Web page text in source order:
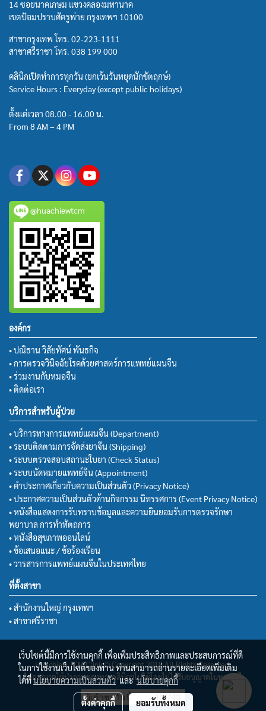
14 ซอยนาคเกษม แขวงคลองมหานาค
เขตป้อมปราบศัตรูพ่าย กรุงเทพฯ 10100
สาขากรุงเทพ โทร. 02-223-1111
สาขาศรีราชา โทร. 038 199 000
คลินิกเปิดทำการทุกวัน (ยกเว้นวันหยุดนักขัตฤกษ์)
Service Hours : Everyday (except public holidays)
ตั้งแต่เวลา 08.00 - 16.00 น.
From 8 AM – 4 PM
@huachiewtcm
องค์กร
• ปณิธาน วิสัยทัศน์ พันธกิจ
• การตรวจวินิจฉัยโรคด้วยศาสตร์การแพทย์แผนจีน
• ร่วมงานกับหมอจีน
• ติดต่อเรา
บริการสำหรับผู้ป่วย
• บริการทางการแพทย์แผนจีน (Department)
• ระบบติดตามการจัดส่งยาจีน (Shipping)
• ระบบตรวจสอบสถานะใบยา (Check Status)
• ระบบนัดหมายแพทย์จีน (Appointment)
• คำประกาศเกี่ยวกับความเป็นส่วนตัว (Privacy Notice)
• ประกาศความเป็นส่วนตัวด้านกิจกรรม นิทรรศการ (Event Privacy Notice)
• หนังสือแสดงการรับทราบข้อมูลและความยินยอมรับการตรวจรักษา
พยาบาล การทำหัตถการ
• หนังสือสุขภาพออนไลน์
• ข้อเสนอแนะ / ข้อร้องเรียน
• วารสารการแพทย์แผนจีนในประเทศไทย
ที่ตั้งสาขา
• สำนักงานใหญ่ กรุงเทพฯ
• สาขาศรีราชา
Huachiew TCM Clinic© Copyright 2018 All Rights Reserved.
ไม่อนุญาตให้นำภาพของทางคลินิกฯไปใช้โดยไม่ได้รับอนุญาตในทุกกรณี
ผู้เข้าชมวันนี้ 10,748
เว็บไซต์นี้มีการใช้งานคุกกี้ เพื่อเพิ่มประสิทธิภาพและประสบการณ์ที่ดี
ในการใช้งานเว็บไซต์ของท่าน ท่านสามารถอ่านรายละเอียดเพิ่มเติม
ได้ที่นโยบายความเป็นส่วนตัวและนโยบายคุกกี้
ตั้งค่าคุกกี้ ยอมรับทั้งหมด